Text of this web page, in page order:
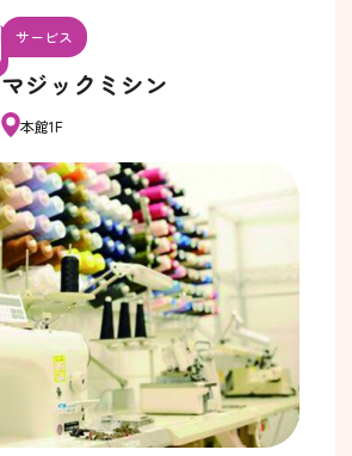
サービス
マジックミシン
本館1F